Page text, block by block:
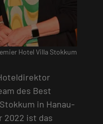
Hotel Villa Stokkum
des Best
in Hanau-
2022 ist das